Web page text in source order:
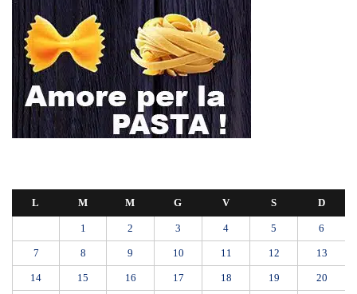
L M M G V S D
1 2 3 4 5 6
7 8 9 10 11 12 13
14 15 16 17 18 19 20